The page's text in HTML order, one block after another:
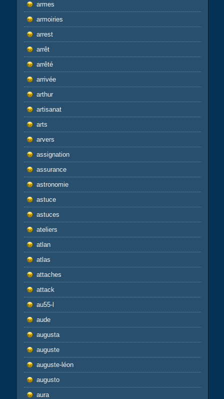
armes
armoiries
arrest
arrêt
arrêté
arrivée
arthur
artisanat
arts
arvers
assignation
assurance
astronomie
astuce
astuces
ateliers
atlan
atlas
attaches
attack
au55-l
aude
augusta
auguste
auguste-léon
augusto
aura